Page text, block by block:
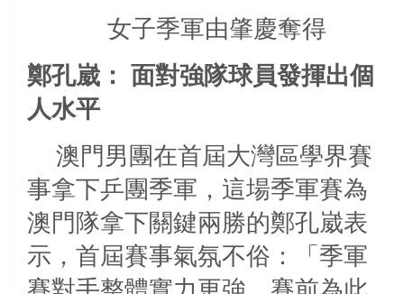
女子季軍由肇慶奪得
鄭孔崴： 面對強隊球員發揮出個
人水平
澳門男團在首屆大灣區學界賽
事拿下乒團季軍，這場季軍賽為
澳門隊拿下關鍵兩勝的鄭孔崴表
示，首屆賽事氣氛不俗：「季軍